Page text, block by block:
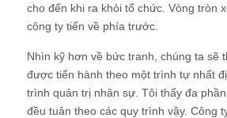
cho đến khi ra khỏi tổ chức. Vòng tròn
công ty tiến về phía trước.
Nhìn kỹ hơn về bức tranh, chúng ta sẽ
được tiến hành theo một trình tự nhất
trình quản trị nhân sự. Tôi thấy đa
đều tuân theo các quy trình vậy. Công